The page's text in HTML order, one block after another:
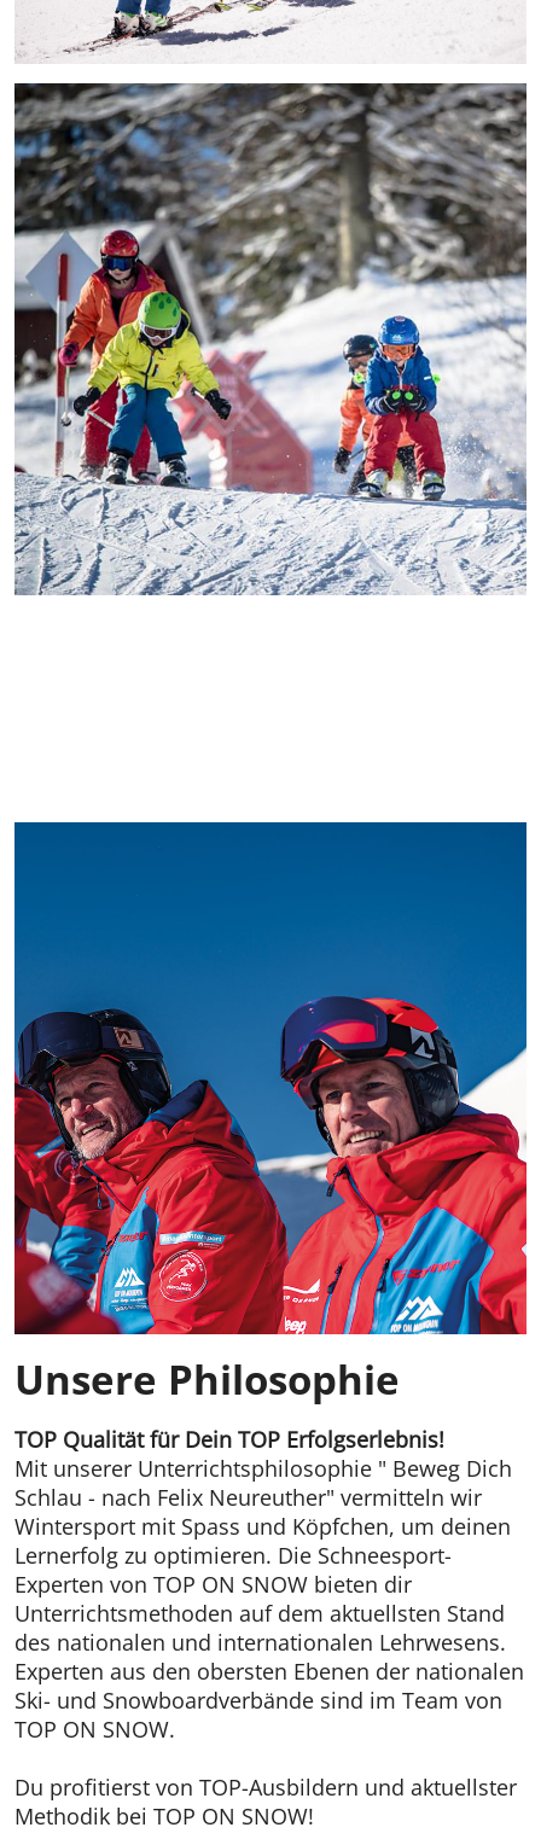
Unsere Philosophie
TOP Qualität für Dein TOP Erfolgserlebnis!
Mit unserer Unterrichtsphilosophie " Beweg Dich
Schlau - nach Felix Neureuther" vermitteln wir
Wintersport mit Spass und Köpfchen, um deinen
Lernerfolg zu optimieren. Die Schneesport-
Experten von TOP ON SNOW bieten dir
Unterrichtsmethoden auf dem aktuellsten Stand
des nationalen und internationalen Lehrwesens.
Experten aus den obersten Ebenen der nationalen
Ski- und Snowboardverbände sind im Team von
TOP ON SNOW.
Du profitierst von TOP-Ausbildern und aktuellster
Methodik bei TOP ON SNOW!